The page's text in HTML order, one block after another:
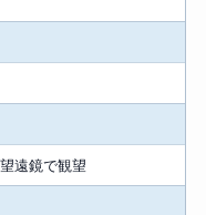
遠鏡で観望